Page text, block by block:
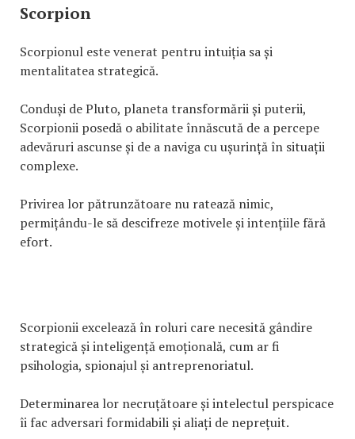
Scorpion
Scorpionul este venerat pentru intuiția sa și
mentalitatea strategică.
Conduși de Pluto, planeta transformării și puterii,
Scorpionii posedă o abilitate înnăscută de a percepe
adevăruri ascunse și de a naviga cu ușurință în situații
complexe.
Privirea lor pătrunzătoare nu ratează nimic,
permițându-le să descifreze motivele și intențiile fără
efort.
Scorpionii excelează în roluri care necesită gândire
strategică și inteligență emoțională, cum ar fi
psihologia, spionajul și antreprenoriatul.
Determinarea lor necruțătoare și intelectul perspicace
îi fac adversari formidabili și aliați de neprețuit.